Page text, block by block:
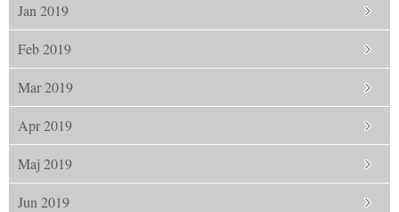
Jan 2019
Feb 2019
Mar 2019
Apr 2019
Maj 2019
Jun 2019